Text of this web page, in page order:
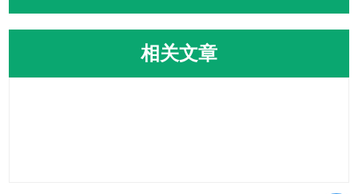
相关文章